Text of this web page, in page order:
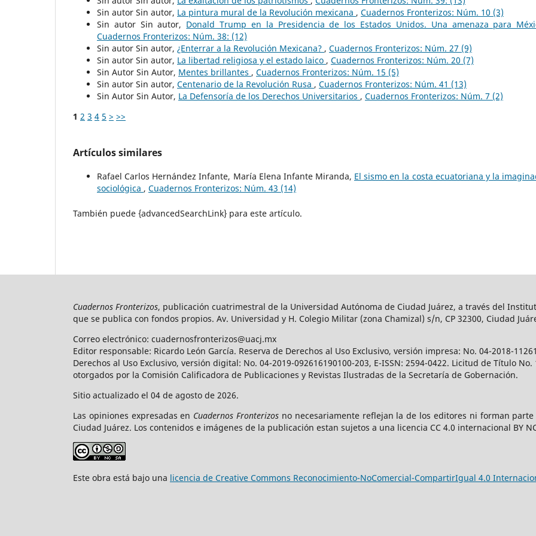
Sin autor Sin autor, La pintura mural de la Revolución mexicana , Cuadernos Fronterizos: Núm. 10 (3)
Sin autor Sin autor, Donald Trump en la Presidencia de los Estados Unidos. Una amenaza para
Cuadernos Fronterizos: Núm. 38: (12)
Sin autor Sin autor, ¿Enterrar a la Revolución Mexicana? , Cuadernos Fronterizos: Núm. 27 (9)
Sin autor Sin autor, La libertad religiosa y el estado laico , Cuadernos Fronterizos: Núm. 20 (7)
Sin Autor Sin Autor, Mentes brillantes , Cuadernos Fronterizos: Núm. 15 (5)
Sin autor Sin autor, Centenario de la Revolución Rusa , Cuadernos Fronterizos: Núm. 41 (13)
Sin Autor Sin Autor, La Defensoría de los Derechos Universitarios , Cuadernos Fronterizos: Núm. 7 (2)
1 2 3 4 5 > >>
Artículos similares
Rafael Carlos Hernández Infante, María Elena Infante Miranda, El sismo en la costa ecuatoriana y la
sociológica , Cuadernos Fronterizos: Núm. 43 (14)
También puede {advancedSearchLink} para este artículo.
Cuadernos Fronterizos, publicación cuatrimestral de la Universidad Autónoma de Ciudad Juárez, a través del
que se publica con fondos propios. Av. Universidad y H. Colegio Militar (zona Chamizal) s/n, CP 32300, Ciudad
Correo electrónico: cuadernosfronterizos@uacj.mx
Editor responsable: Ricardo León García. Reserva de Derechos al Uso Exclusivo, versión impresa: No. 04-2018-
Derechos al Uso Exclusivo, versión digital: No. 04-2019-092616190100-203, E-ISSN: 2594-0422. Licitud de Título
otorgados por la Comisión Calificadora de Publicaciones y Revistas Ilustradas de la Secretaría de Gobernación.
Sitio actualizado el 04 de agosto de 2026.
Las opiniones expresadas en Cuadernos Fronterizos no necesariamente reflejan la de los editores ni forman
Ciudad Juárez. Los contenidos e imágenes de la publicación estan sujetos a una licencia CC 4.0 internacional BY
Este obra está bajo una licencia de Creative Commons Reconocimiento-NoComercial-CompartirIgual 4.0